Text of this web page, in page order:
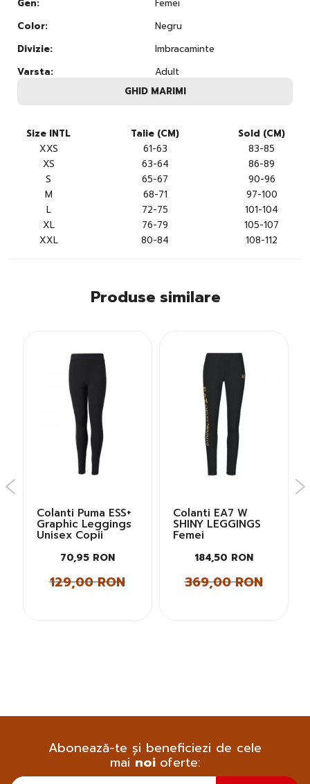
Gen:
Femei
Color:
Negru
Divizie:
Imbracaminte
Varsta:
Adult
GHID MARIMI
Size INTL Talie (CM)
Sold (CM)
XXS
61-63
83-85
XS
63-64
86-89
S
65-67
90-96
M
68-71
97-100
L
72-75
101-104
XL
76-79
105-107
XXL
80-84 108-112
Produse similare
Colanti Puma ESS+
Graphic Leggings
Unisex Copii
70,95 RON
129,00 RON
Colanti EA7 W
SHINY LEGGINGS
Femei
184,50 RON
369,00 RON
Abonează-te și beneficiezi de cele
mainoi oferte: